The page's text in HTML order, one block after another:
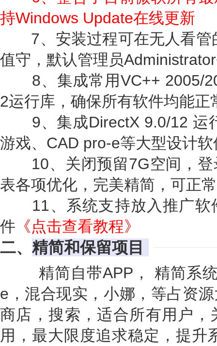
持Windows Update在线更新
7、安装过程可在无人看管
值守，默认管理员
8、集成常用VC++ 2005/
2运行库，确保所有软件均能正
9、集成DirectX 9.0/12 运
游戏、CAD pro-e等大型设计
10、关闭预留7G空间，登
表各项优化，完美精简，可
11、系统支持放入推广软
件 《点击查看教程》
二、 精简和保留项目
精简自带APP， 精简系统
e，混合现实，小娜，等占资
商店，搜索，适合所有用户
用，最大限度追求稳定，提升